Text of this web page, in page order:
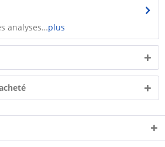
analyses…plus